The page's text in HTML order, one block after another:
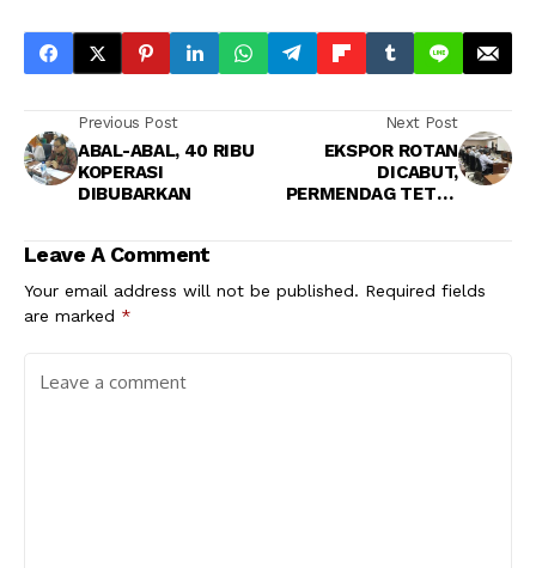
Previous Post
ABAL-ABAL, 40 RIBU
KOPERASI
DIBUBARKAN
Next Post
EKSPOR ROTAN
DICABUT,
PERMENDAG TETAP
Leave A Comment
Your email address will not be published. Required fields
are marked *